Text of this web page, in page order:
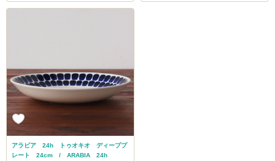
アラビア 24h トゥオキオ ディーププ
レート 24cm / ARABIA 24h